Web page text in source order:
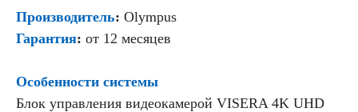
Производитель: Olympus
Гарантия: от 12 месяцев
Особенности системы
Блок управления видеокамерой VISERA 4K UHD